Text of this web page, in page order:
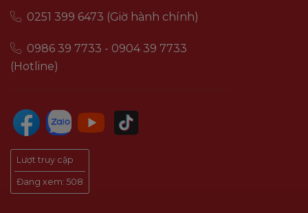
0251 399 6473 (Giờ hành chính)
0986 39 7733 - 0904 39 7733
(Hotline)
Lượt truy cập
Đang xem: 508